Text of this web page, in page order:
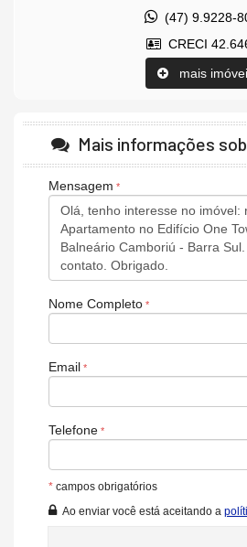
04 vagas de garagem
Metragens do Imóvel:
Características do
parque infantil
quarto do bebê
02 salões de festas
quadra de esportes
Bar Molhado
jogo de água
pomar
Clínica de cuidado de animais
Espaço Gourmet
Cinema
Espaço Estar
Bar de vinhos
(47) 9.9228-
CRECI
mais
Mais informações
Mensagem
Nome Completo
Email
Telefone
* campos obrigatórios
Ao enviar você está aceitando a